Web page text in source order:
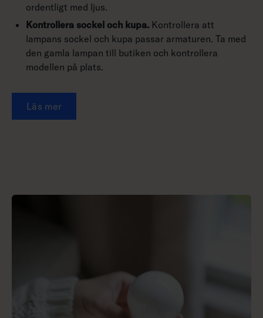
ordentligt med ljus.
Kontrollera sockel och kupa. Kontrollera att
lampans sockel och kupa passar armaturen. Ta med
den gamla lampan till butiken och kontrollera
modellen på plats.
Läs mer